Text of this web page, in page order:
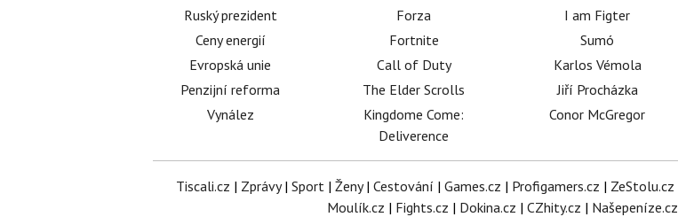
Ruský prezident
Ceny energií
Evropská unie
Penzijní reforma
Vynález
Forza
Fortnite
Call of Duty
The Elder Scrolls
Kingdome Come:
Deliverence
I am Figter
Sumó
Karlos Vémola
Jiří Procházka
Conor McGregor
Tiscali.cz | Zprávy| Sport| Ženy| Cestování | Games.cz | Profigamers.cz | ZeStolu.cz
Moulík.cz | Fights.cz | Dokina.cz | CZhity.cz | Našepeníze.cz